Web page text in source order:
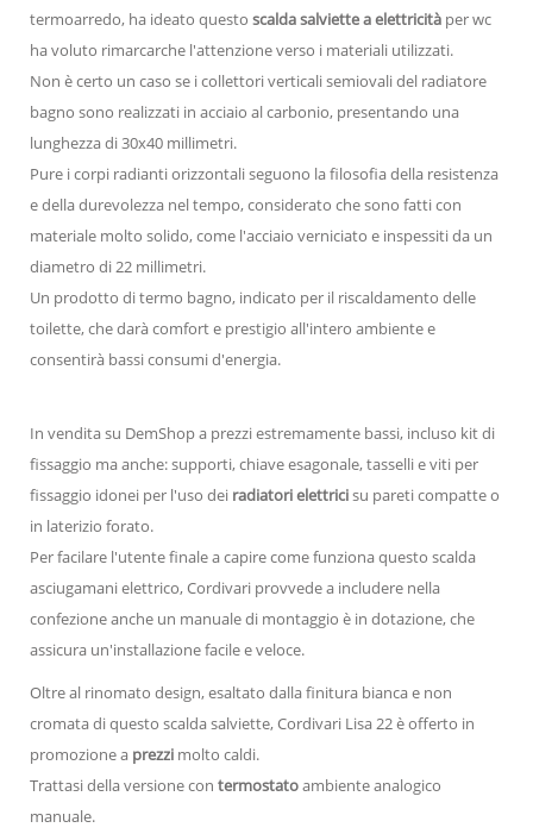
termoarredo, ha ideato questo scalda salviette a elettricità per wc
ha voluto rimarcarche l'attenzione verso i materiali utilizzati.
Non è certo un caso se i collettori verticali semiovali del radiatore
bagno sono realizzati in acciaio al carbonio, presentando una
lunghezza di 30x40 millimetri.
Pure i corpi radianti orizzontali seguono la filosofia della resistenza
e della durevolezza nel tempo, considerato che sono fatti con
materiale molto solido, come l'acciaio verniciato e inspessiti da un
diametro di 22 millimetri.
Un prodotto di termo bagno, indicato per il riscaldamento delle
toilette, che darà comfort e prestigio all'intero ambiente e
consentirà bassi consumi d'energia.
In vendita su DemShop a prezzi estremamente bassi, incluso kit di
fissaggio ma anche: supporti, chiave esagonale, tasselli e viti per
fissaggio idonei per l'uso dei radiatori elettricisu pareti compatte o
in laterizio forato.
Per facilare l'utente finale a capire come funziona questo scalda
asciugamani elettrico, Cordivari provvede a includere nella
confezione anche un manuale di montaggio è in dotazione, che
assicura un'installazione facile e veloce.
Oltre al rinomato design, esaltato dalla finitura bianca e non
cromata di questo scalda salviette, Cordivari Lisa 22 è offerto in
promozione a prezzi molto caldi.
Trattasi della versione con termostatoambiente analogico
manuale.